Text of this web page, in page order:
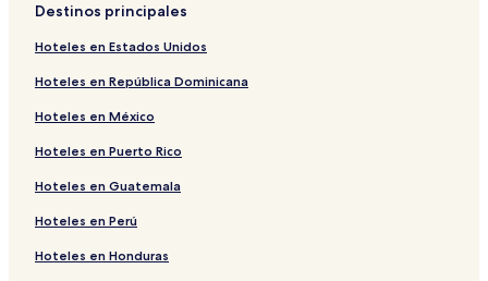
Destinos principales
Hoteles en Estados Unidos
Hoteles en República Dominicana
Hoteles en México
Hoteles en Puerto Rico
Hoteles en Guatemala
Hoteles en Perú
Hoteles en Honduras